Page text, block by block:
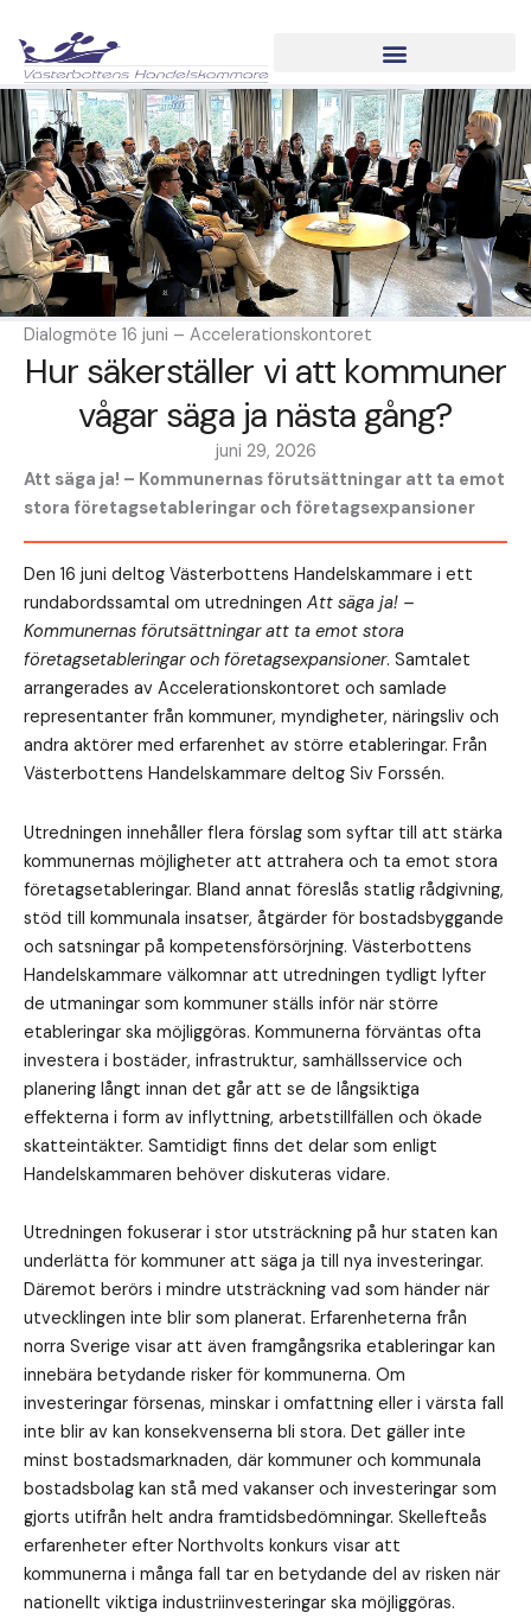
innehåll
Dialogmöte 16 juni – Accelerationskontoret
Hur säkerställer vi att kommuner
vågar säga ja nästa gång?
juni 29, 2026
Att säga ja! – Kommunernas förutsättningar att ta emot
stora företagsetableringar och företagsexpansioner
Den 16 juni deltog Västerbottens Handelskammare i ett
rundabordssamtal om utredningen Att säga ja! –
Kommunernas förutsättningar att ta emot stora
företagsetableringar och företagsexpansioner. Samtalet
arrangerades av Accelerationskontoret och samlade
representanter från kommuner, myndigheter, näringsliv och
andra aktörer med erfarenhet av större etableringar. Från
Västerbottens Handelskammare deltog Siv Forssén.
Utredningen innehåller flera förslag som syftar till att stärka
kommunernas möjligheter att attrahera och ta emot stora
företagsetableringar. Bland annat föreslås statlig rådgivning,
stöd till kommunala insatser, åtgärder för bostadsbyggande
och satsningar på kompetensförsörjning. Västerbottens
Handelskammare välkomnar att utredningen tydligt lyfter
de utmaningar som kommuner ställs inför när större
etableringar ska möjliggöras. Kommunerna förväntas ofta
investera i bostäder, infrastruktur, samhällsservice och
planering långt innan det går att se de långsiktiga
effekterna i form av inflyttning, arbetstillfällen och ökade
skatteintäkter. Samtidigt finns det delar som enligt
Handelskammaren behöver diskuteras vidare.
Utredningen fokuserar i stor utsträckning på hur staten kan
underlätta för kommuner att säga ja till nya investeringar.
Däremot berörs i mindre utsträckning vad som händer när
utvecklingen inte blir som planerat. Erfarenheterna från
norra Sverige visar att även framgångsrika etableringar kan
innebära betydande risker för kommunerna. Om
investeringar försenas, minskar i omfattning eller i värsta fall
inte blir av kan konsekvenserna bli stora. Det gäller inte
minst bostadsmarknaden, där kommuner och kommunala
bostadsbolag kan stå med vakanser och investeringar som
gjorts utifrån helt andra framtidsbedömningar. Skellefteås
erfarenheter efter Northvolts konkurs visar att
kommunerna i många fall tar en betydande del av risken när
nationellt viktiga industriinvesteringar ska möjliggöras.